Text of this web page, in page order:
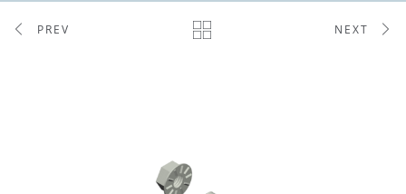
PREV NEXT